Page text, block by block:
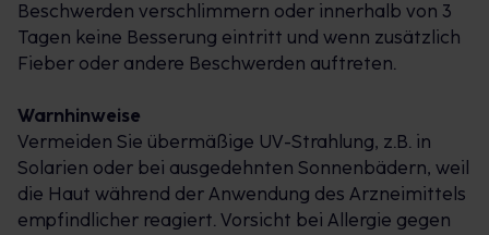
Beschwerden verschlimmern oder innerhalb von 3
Tagen keine Besserung eintritt und wenn zusätzlich
Fieber oder andere Beschwerden auftreten.
Warnhinweise
Vermeiden Sie übermäßige UV-Strahlung, z.B. in
Solarien oder bei ausgedehnten Sonnenbädern, weil
die Haut während der Anwendung des Arzneimittels
empfindlicher reagiert. Vorsicht bei Allergie gegen